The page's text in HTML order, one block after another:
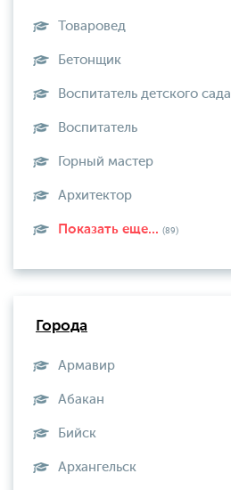
Товаровед
Бетонщик
Воспитатель детского сада
Воспитатель
Горный мастер
Архитектор
Показать еще... (89)
Города
Армавир
Абакан
Бийск
Архангельск